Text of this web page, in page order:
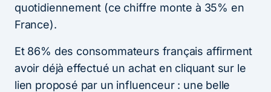
quotidiennement (ce chiffre monte à 35% en
France).
Et 86% des consommateurs français affirment
avoir déjà effectué un achat en cliquant sur le
lien proposé par un influenceur : une belle